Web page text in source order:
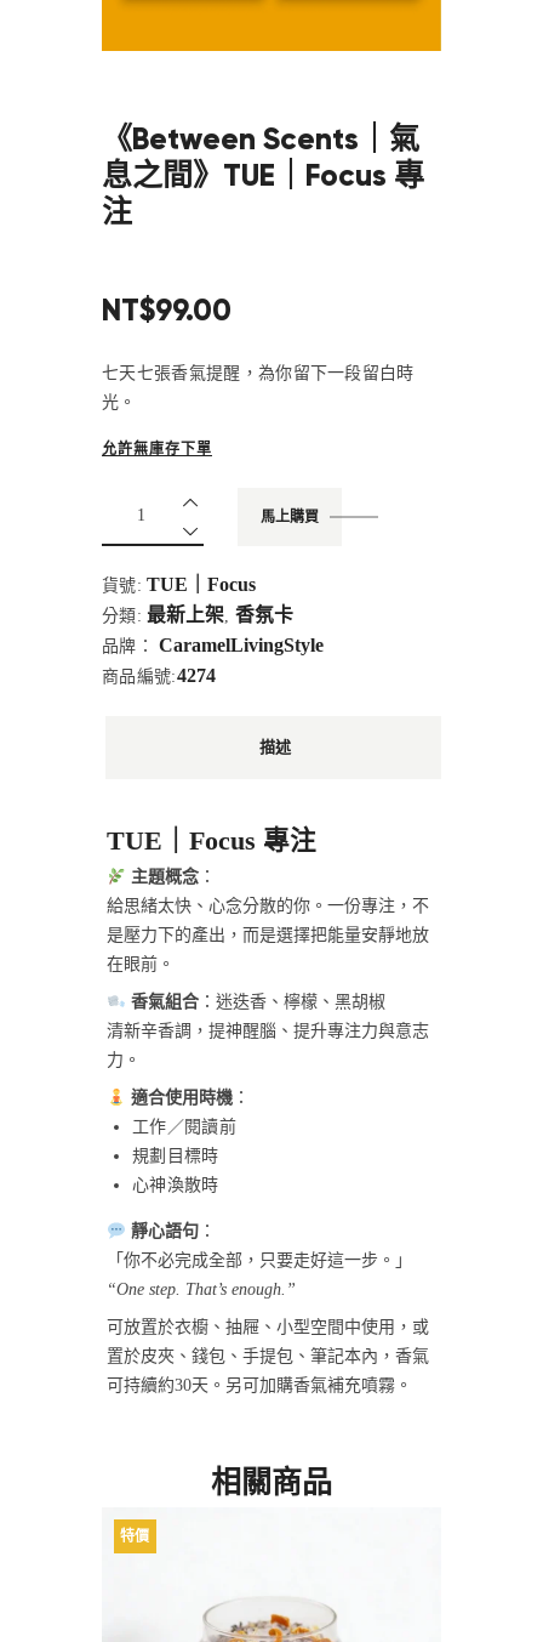
《Between Scents｜氣
息之間》TUE｜Focus 專
注
NT$99.00
七天七張香氣提醒，為你留下一段留白時
光。
允許無庫存下單
馬上購買
貨號:TUE｜Focus
分類:最新上架, 香氛卡
品牌：CaramelLivingStyle
商品編號:4274
描述
TUE｜Focus 專注
主題概念：
給思緒太快、心念分散的你。一份專注，不
是壓力下的產出，而是選擇把能量安靜地放
在眼前。
香氣組合：迷迭香、檸檬、黑胡椒
清新辛香調，提神醒腦、提升專注力與意志
力。
適合使用時機：
工作／閱讀前
規劃目標時
心神渙散時
靜心語句：
「你不必完成全部，只要走好這一步。」
“One step. That’s enough.”
可放置於衣櫥、抽屜、小型空間中使用，或
置於皮夾、錢包、手提包、筆記本內，香氣
可持續約30天。另可加購香氣補充噴霧。
相關商品
特價